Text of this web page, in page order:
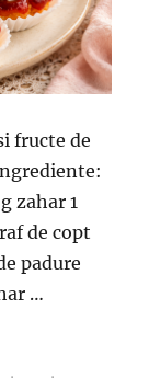
fructe de
zahar 1
de copt
padure
…
cu crema